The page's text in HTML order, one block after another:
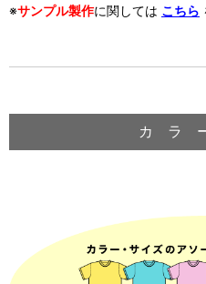
※サンプル製作に関しては こちら
カ ラ